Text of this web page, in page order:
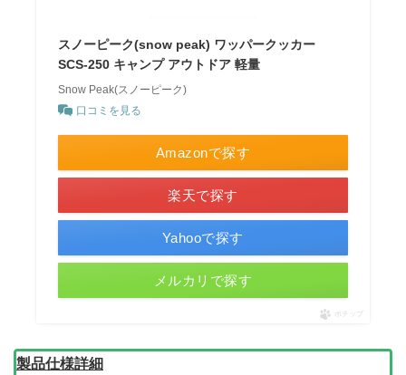
スノーピーク(snow peak) ワッパークッカー
SCS-250 キャンプ アウトドア 軽量
Snow Peak(スノーピーク)
口コミを見る
Amazonで探す
楽天で探す
Yahooで探す
メルカリで探す
ポチップ
製品仕様詳細